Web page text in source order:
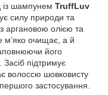
із шампунем TruffLuv
силу природи та
аргановою олією та
м’яко очищає, а й
його
підтримує
волоссю шовковисту
застосування.